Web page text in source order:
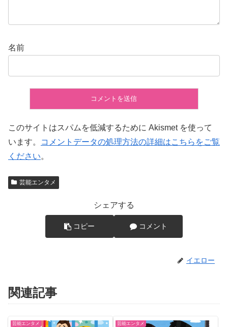
名前
このサイトはスパムを低減するために Akismet を使って
います。
コメントデータの処理方法の詳細はこちらをご覧
ください。
芸能エンタメ
シェアする
コピー コメント
イエロー
関連記事
芸能エンタメ 芸能エンタメ